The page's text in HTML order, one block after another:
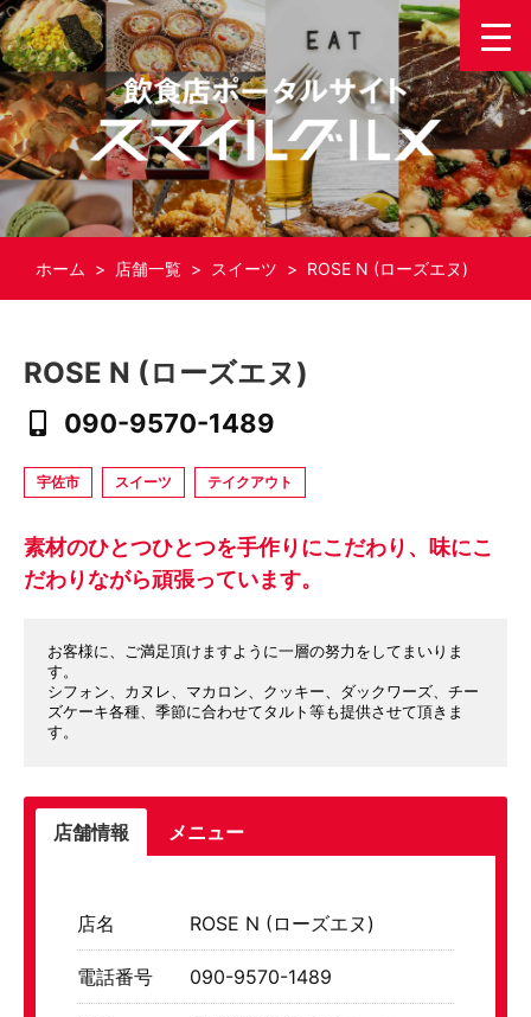
ホーム > 店舗一覧 > スイーツ > ROSE N (ローズエヌ)
ROSE N (ローズエヌ)
090-9570-1489
宇佐市 スイーツ テイクアウト
素材のひとつひとつを手作りにこだわり、味にこ
だわりながら頑張っています。
お客様に、ご満足頂けますように一層の努力をしてまいりま
す。
シフォン、カヌレ、マカロン、クッキー、ダックワーズ、チー
ズケーキ各種、季節に合わせてタルト等も提供させて頂きま
す。
店舗情報 メニュー
店名 ROSE N (ローズエヌ)
電話番号 090-9570-1489